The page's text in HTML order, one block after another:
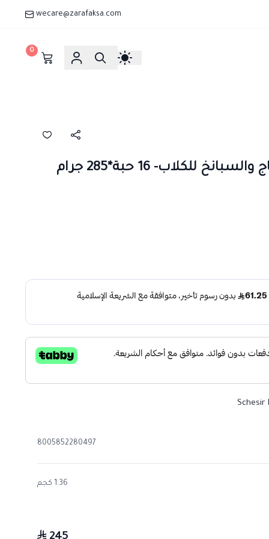
wecare@zarafaksa.com
0
للكلاب- 16 حبة*285 جرام
Schesir
8005852280497
1.36 كجم